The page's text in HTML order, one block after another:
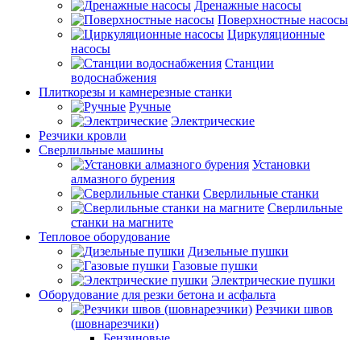
Дренажные насосы
Поверхностные насосы
Циркуляционные
насосы
Станции
водоснабжения
Плиткорезы и камнерезные станки
Ручные
Электрические
Резчики кровли
Сверлильные машины
Установки
алмазного бурения
Сверлильные станки
Сверлильные
станки на магните
Тепловое оборудование
Дизельные пушки
Газовые пушки
Электрические пушки
Оборудование для резки бетона и асфальта
Резчики швов
(шовнарезчики)